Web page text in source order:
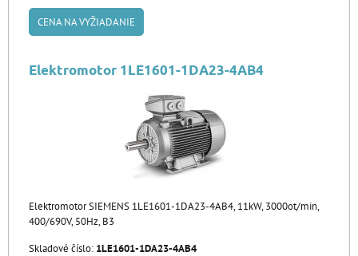
CENA NA VYŽIADANIE
Elektromotor 1LE1601-1DA23-4AB4
Elektromotor SIEMENS 1LE1601-1DA23-4AB4, 11kW, 3000ot/min,
400/690V, 50Hz, B3
Skladové číslo: 1LE1601-1DA23-4AB4